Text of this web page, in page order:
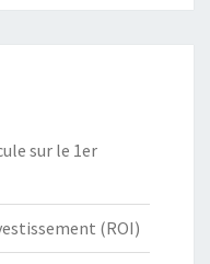
sur le 1er
(ROI)